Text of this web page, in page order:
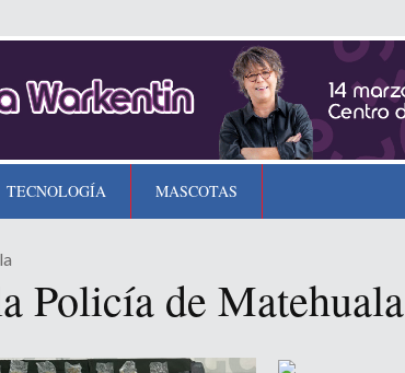
TECNOLOGÍA MASCOTAS
Policía de Matehuala